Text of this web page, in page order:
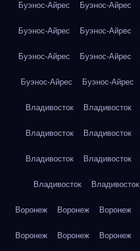
Буэнос-Айрес Буэнос-Айрес
Буэнос-Айрес Буэнос-Айрес
Буэнос-Айрес Буэнос-Айрес
Буэнос-Айрес Буэнос-Айрес
Владивосток Владивосток
Владивосток Владивосток
Владивосток Владивосток
Владивосток Владивосток
Воронеж Воронеж Воронеж
Воронеж Воронеж Воронеж